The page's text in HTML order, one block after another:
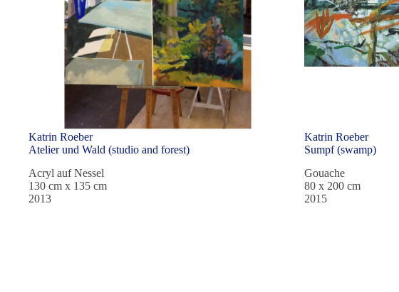
Katrin Roeber
Atelier und Wald (studio and forest)
Acryl auf Nessel
130 cm x 135 cm
2013
Katrin Roeber
Sumpf (swamp)
Gouache
80 x 200 cm
2015